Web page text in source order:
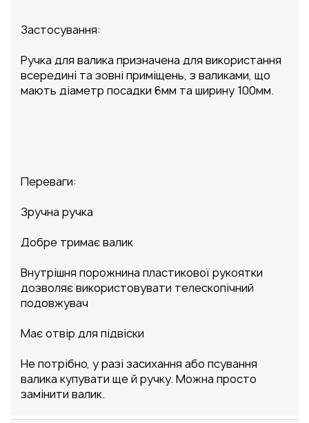
Застосування:
Ручка для валика призначена для використання
всередині та зовні приміщень, з валиками, що
мають діаметр посадки 6мм та ширину 100мм.
Переваги:
Зручна ручка
Добре тримає валик
Внутрішня порожнина пластикової рукоятки
дозволяє використовувати телескопічний
подовжувач
Має отвір для підвіски
Не потрібно, у разі засихання або псування
валика купувати ще й ручку. Можна просто
замінити валик.